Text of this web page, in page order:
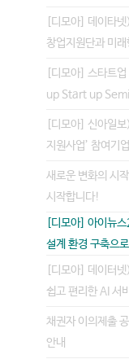
[디모아] 데이타
창업지원단과 미래
[디모아] 스타트
up Start up
[디모아] 신아일
지원사업’ 참여기
새로운 변화의 시
시작합니다!
[디모아] 아이뉴
설계 환경 구축으
[디모아] 데이터
쉽고 편리한 AI 서
채권자 이의제출
안내